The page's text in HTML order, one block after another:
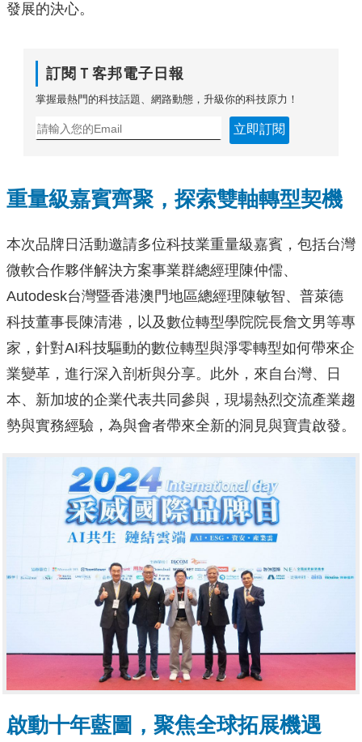
發展的決心。
訂閱Ｔ客邦電子日報
掌握最熱門的科技話題、網路動態，升級你的科技原力！
立即訂閱
重量級嘉賓齊聚，探索雙軸轉型契機
本次品牌日活動邀請多位科技業重量級嘉賓，包括台灣
微軟合作夥伴解決方案事業群總經理陳仲儒、
Autodesk台灣暨香港澳門地區總經理陳敏智、普萊德
科技董事長陳清港，以及數位轉型學院院長詹文男等專
家，針對AI科技驅動的數位轉型與淨零轉型如何帶來企
業變革，進行深入剖析與分享。此外，來自台灣、日
本、新加坡的企業代表共同參與，現場熱烈交流產業趨
勢與實務經驗，為與會者帶來全新的洞見與寶貴啟發。
啟動十年藍圖，聚焦全球拓展機遇